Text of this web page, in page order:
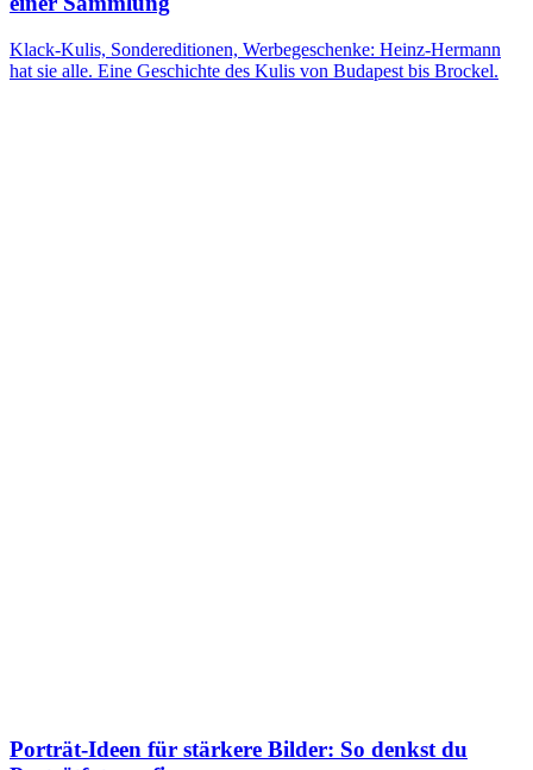
Klack-Kulis, Sondereditionen, Werbegeschenke: Heinz-Hermann
hat sie alle. Eine Geschichte des Kulis von Budapest bis Brockel.
Porträt-Ideen für stärkere Bilder: So denkst du